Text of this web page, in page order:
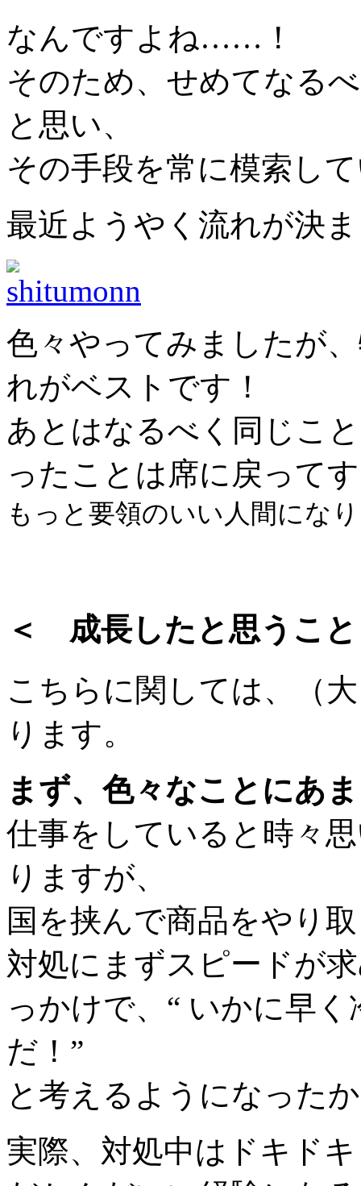
なんですよね……！
そのため、せめてなる
と思い、
その手段を常に模索し
最近ようやく流れが決
色々やってみましたが
れがベストです！
あとはなるべく同じこ
ったことは席に戻って
もっと要領のいい人間にな
＜ 成長したと思うこ
こちらに関しては、（
ります。
まず、色々なことにあ
仕事をしていると時々
りますが、
国を挟んで商品をやり
対処にまずスピードが
っかけで、“ いかに早
だ！”
と考えるようになった
実際、対処中はドキド